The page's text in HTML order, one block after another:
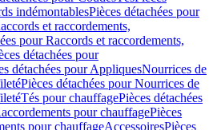
indémontablesPièces détachées pour
et raccordements,
pour Raccords et raccordements,
détachées pour
détachées pour AppliquesNourrices de
Pièces détachées pour Nourrices de
Tés pour chauffagePièces détachées
pour chauffagePièces
pour chauffageAccessoiresPièces